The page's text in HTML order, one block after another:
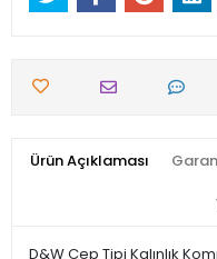
Ürün Açıklaması
D&W Cep Tipi Kalınlık